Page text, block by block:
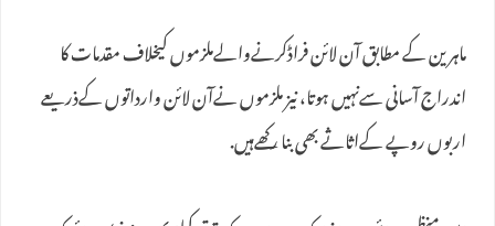
ماہرین کے مطابق آن لائن فراڈکرنےوالےملزموں کیخلاف مقدمات کا
اندراج آسانی سےنہیں ہوتا، نیز ملزموں نےآن لائن وارداتوں کےذریعے
اربوں روپے کےاثاثے بھی بنا رکھےہیں.